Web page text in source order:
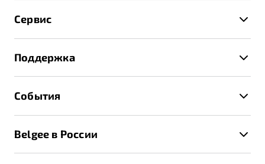
Записаться на тест-драйв
Получить предложение
Трейд-ин
Страхование
Расчет КАСКО
Сервис
Руководство по эксплуатации
Техническое обслуживание
Калькулятор ТО
Поддержка
Помощь на дорогах
Belgee Линк
События
Контакты
Belgee в России